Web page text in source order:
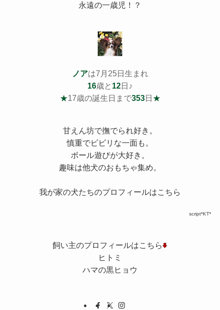
永遠の一歳児！？
ノアは7月25日生まれ
16歳と 12日♪
★17歳の誕生日まで353日 ★
甘えん坊で撫でられ好き。
慎重でビビリな一面も。
ボール遊びが大好き。
趣味は他犬のおもちゃ集め。
我が家の犬たちのプロフィールはこちら
script*KT*
飼い主のプロフィールはこちら
ヒトミ
ハマの黒ヒョウ